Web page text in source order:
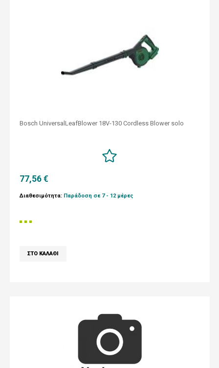
Bosch UniversalLeafBlower 18V-130 Cordless Blower solo
77,56 €
Διαθεσιμότητα: Παράδοση σε 7 - 12 μέρες